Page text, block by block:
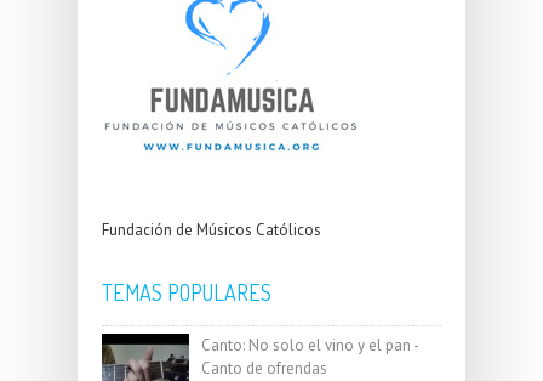
Fundación de Músicos Católicos
TEMAS POPULARES
Canto: No solo el vino y el pan -
Canto de ofrendas